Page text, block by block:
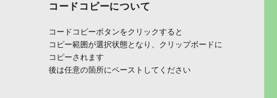
コードコピーについて
コードコピーボタンをクリックすると
コピー範囲が選択状態となり、クリップボードに
コピーされます
後は任意の箇所にペーストしてください